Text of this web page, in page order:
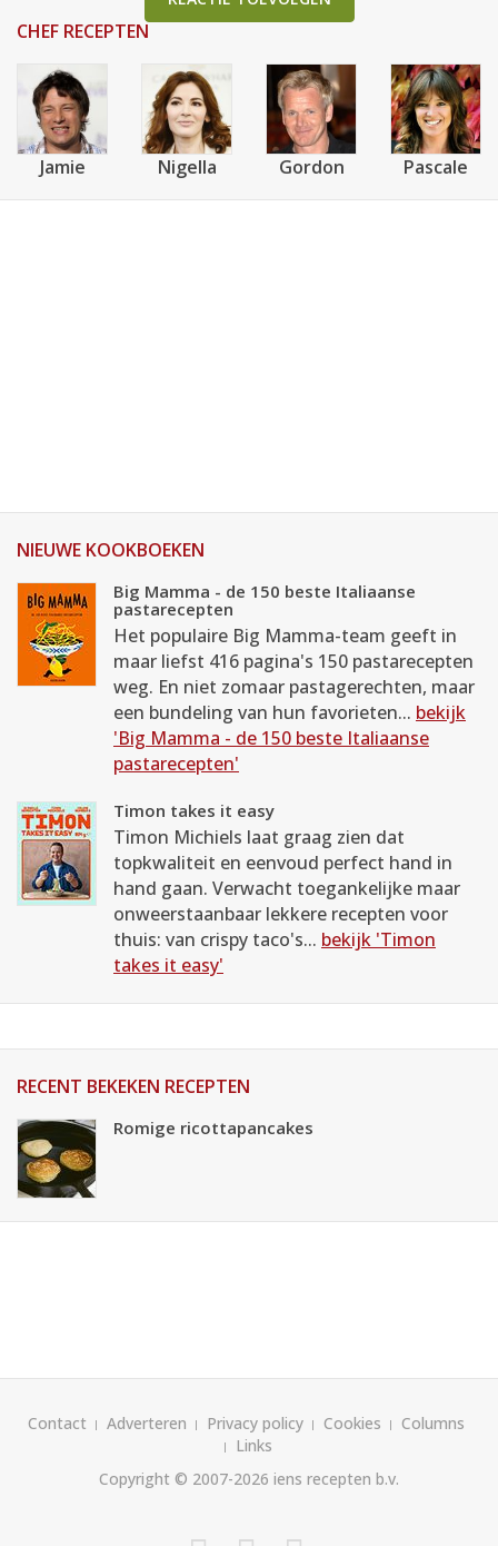
CHEF RECEPTEN
Jamie Nigella Gordon Pascale
NIEUWE KOOKBOEKEN
Big Mamma - de 150 beste Italiaanse
pastarecepten
Het populaire Big Mamma-team geeft in
maar liefst 416 pagina's 150 pastarecepten
weg. En niet zomaar pastagerechten, maar
een bundeling van hun favorieten... bekijk
'Big Mamma - de 150 beste Italiaanse
pastarecepten'
Timon takes it easy
Timon Michiels laat graag zien dat
topkwaliteit en eenvoud perfect hand in
hand gaan. Verwacht toegankelijke maar
onweerstaanbaar lekkere recepten voor
thuis: van crispy taco's... bekijk 'Timon
takes it easy'
RECENT BEKEKEN RECEPTEN
Romige ricottapancakes
Contact Adverteren Privacy policy Cookies
Columns
Links
Copyright © 2007-2026 iens recepten b.v.